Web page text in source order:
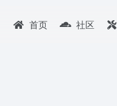
首页 社区